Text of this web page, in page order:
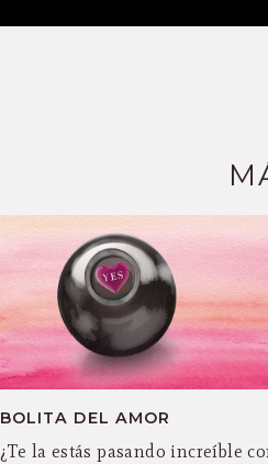
BOLITA DEL AMOR
¿Te la estás pasando increíble